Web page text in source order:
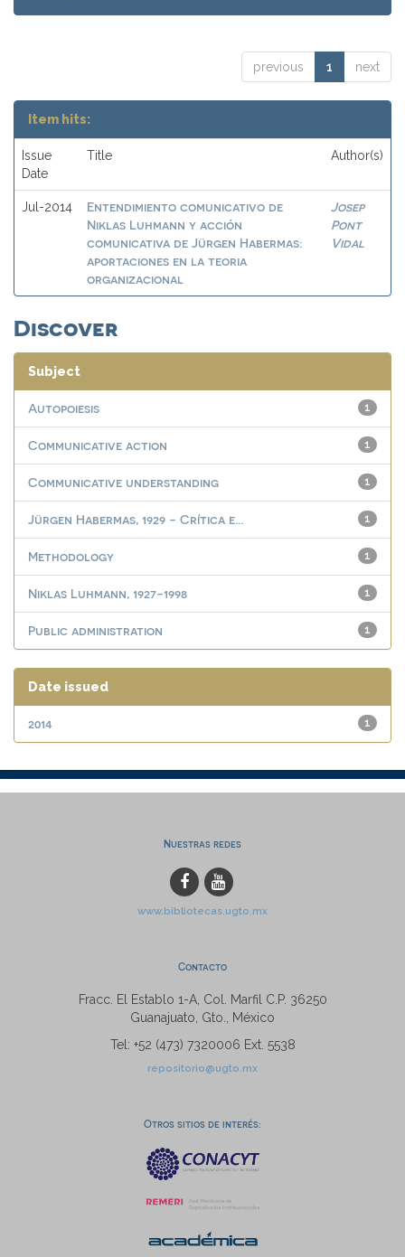
previous 1 next
Item hits:
Issue
Date
Title Author(s)
Jul-2014
Entendimiento comunicativo de
Niklas Luhmann y acción
comunicativa de Jürgen Habermas:
aportaciones en la teoria
organizacional
Josep
Pont
Vidal
Discover
Subject
1
Autopoiesis
1
Communicative action
1
Communicative understanding
1
Jürgen Habermas, 1929 - Crítica e...
1
Methodology
1
Niklas Luhmann, 1927-1998
1
Public administration
Date issued
1
2014
Nuestras redes
www.bibliotecas.ugto.mx
Contacto
Fracc. El Establo 1-A, Col. Marfil C.P. 36250
Guanajuato, Gto., México
Tel: +52 (473) 7320006 Ext. 5538
repositorio@ugto.mx
Otros sitios de interés: